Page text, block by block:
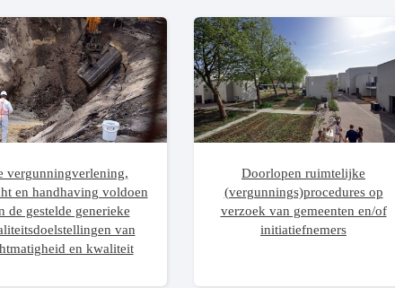
vergunningverlening,
en handhaving voldoen
de gestelde generieke
van
en kwaliteit
Doorlopen ruimtelijke
(vergunnings)procedures op
verzoek van gemeenten en/of
initiatiefnemers